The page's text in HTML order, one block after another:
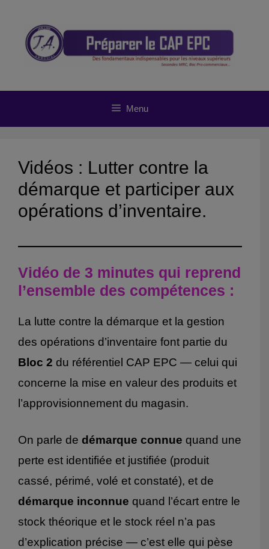
contenu
Menu
Vidéos : Lutter contre la
démarque et participer aux
opérations d’inventaire.
Vidéo de 3 minutes qui reprend
l’ensemble des compétences :
La lutte contre la démarque et la gestion
des opérations d’inventaire font partie du
Bloc 2 du référentiel CAP EPC — celui qui
concerne la mise en valeur des produits et
l’approvisionnement du magasin.
On parle de démarque connue quand une
perte est identifiée et justifiée (produit
cassé, périmé, volé et constaté), et de
démarque inconnue quand l’écart entre le
stock théorique et le stock réel n’a pas
d’explication précise — c’est elle qui pèse